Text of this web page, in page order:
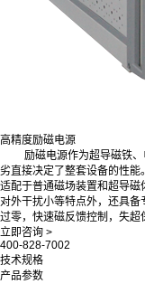
高精度励磁电源
励磁电源作为超导磁铁
劣直接决定了整套设备的性能
适配于普通磁场装置和超导磁
对外干扰小等特点外，还具
过零，快速磁反馈控制，失超
立即咨询 >
400-828-7002
技术规格
产品参数